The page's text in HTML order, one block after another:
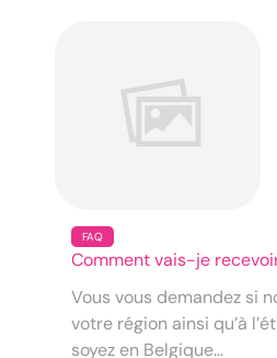
FAQ
Comment vais-je
Vous vous demandez si
votre région ainsi qu’à
soyez en Belgique...